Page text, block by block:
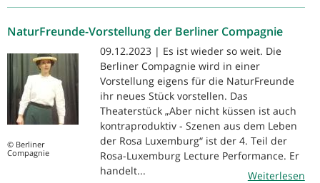
NaturFreunde-Vorstellung der Berliner Compagnie
© Berliner
Compagnie
09.12.2023 | Es ist wieder so weit. Die
Berliner Compagnie wird in einer
Vorstellung eigens für die NaturFreunde
ihr neues Stück vorstellen. Das
Theaterstück „Aber nicht küssen ist auch
kontraproduktiv - Szenen aus dem Leben
der Rosa Luxemburg“ ist der 4. Teil der
Rosa-Luxemburg Lecture Performance. Er
handelt...
Weiterlesen